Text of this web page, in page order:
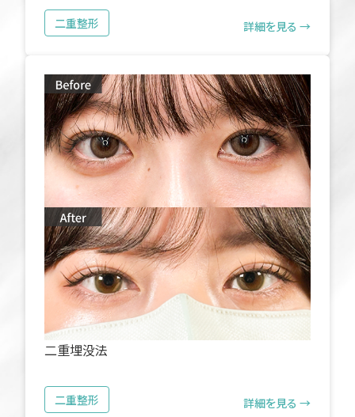
二重整形 詳細を見る →
二重埋没法
二重整形 詳細を見る →